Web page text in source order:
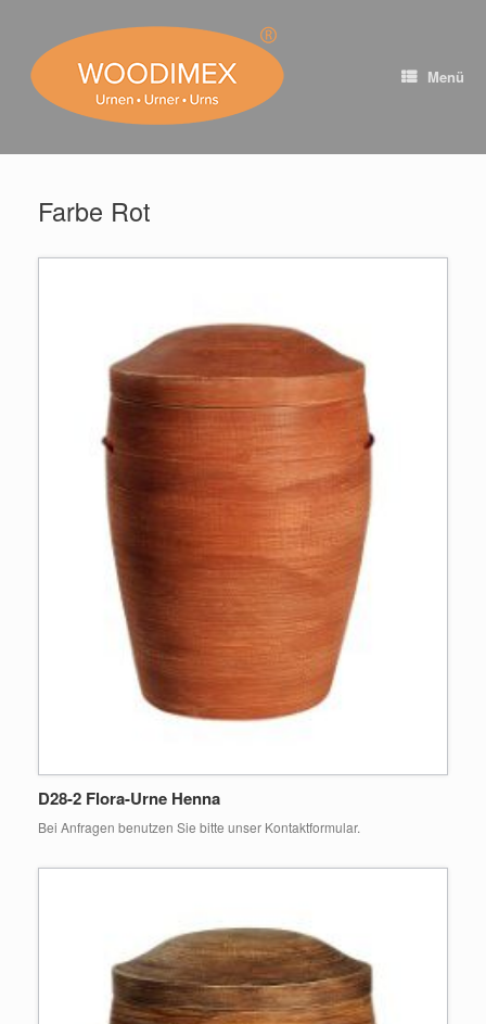
springen
Menü
Farbe Rot
D28-2 Flora-Urne Henna
Bei Anfragen benutzen Sie bitte unser Kontaktformular.